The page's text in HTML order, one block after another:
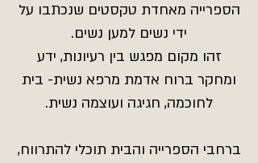
הספרייה מאחדת טקסטים שנכתבו על
ידי נשים למען נשים.
זהו מקום מפגש בין רעיונות, ידע
ומחקר ברוח אדמת מרפא נשית- בית
לחוכמה, חגיגה ועוצמה נשית.
ברחבי הספרייה והבית תוכלי להתרווח,